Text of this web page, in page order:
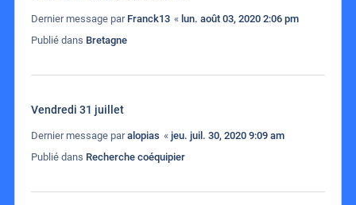
Dernier message par Franck13 « lun. août 03, 2020 2:06 pm
Publié dans Bretagne
Vendredi 31 juillet
Dernier message paralopias « jeu. juil. 30, 2020 9:09 am
Publié dans Recherche coéquipier